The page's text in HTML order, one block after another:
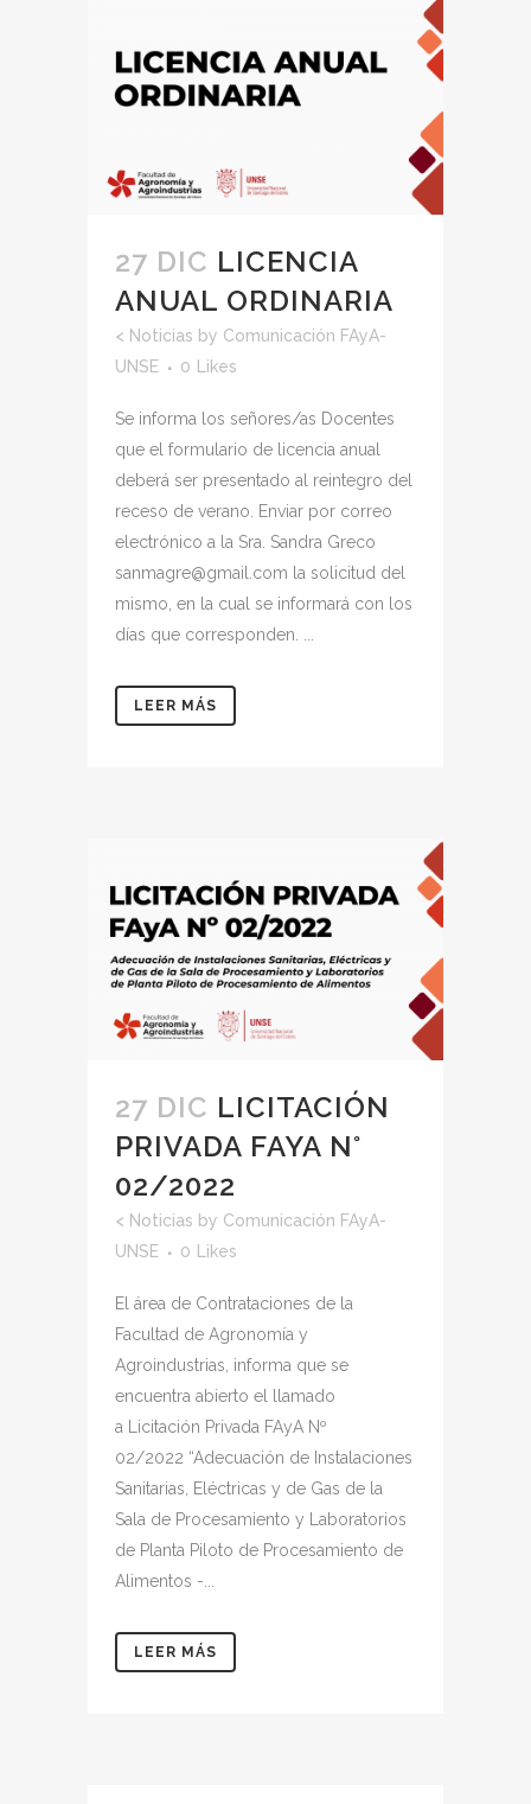
27 DIC LICENCIA
ANUAL ORDINARIA
< Noticias by Comunicación FAyA-
UNSE
0 Likes
Se informa los señores/as Docentes
que el formulario de licencia anual
deberá ser presentado al reintegro del
receso de verano. Enviar por correo
electrónico a la Sra. Sandra Greco
sanmagre@gmail.com la solicitud del
mismo, en la cual se informará con los
días que corresponden. ...
LEER MÁS
27 DIC LICITACIÓN
PRIVADA FAYA N°
02/2022
< Noticias by Comunicación FAyA-
UNSE
0 Likes
El área de Contrataciones de la
Facultad de Agronomía y
Agroindustrias, informa que se
encuentra abierto el llamado
a Licitación Privada FAyA Nº
02/2022 “Adecuación de Instalaciones
Sanitarias, Eléctricas y de Gas de la
Sala de Procesamiento y Laboratorios
de Planta Piloto de Procesamiento de
Alimentos -...
LEER MÁS